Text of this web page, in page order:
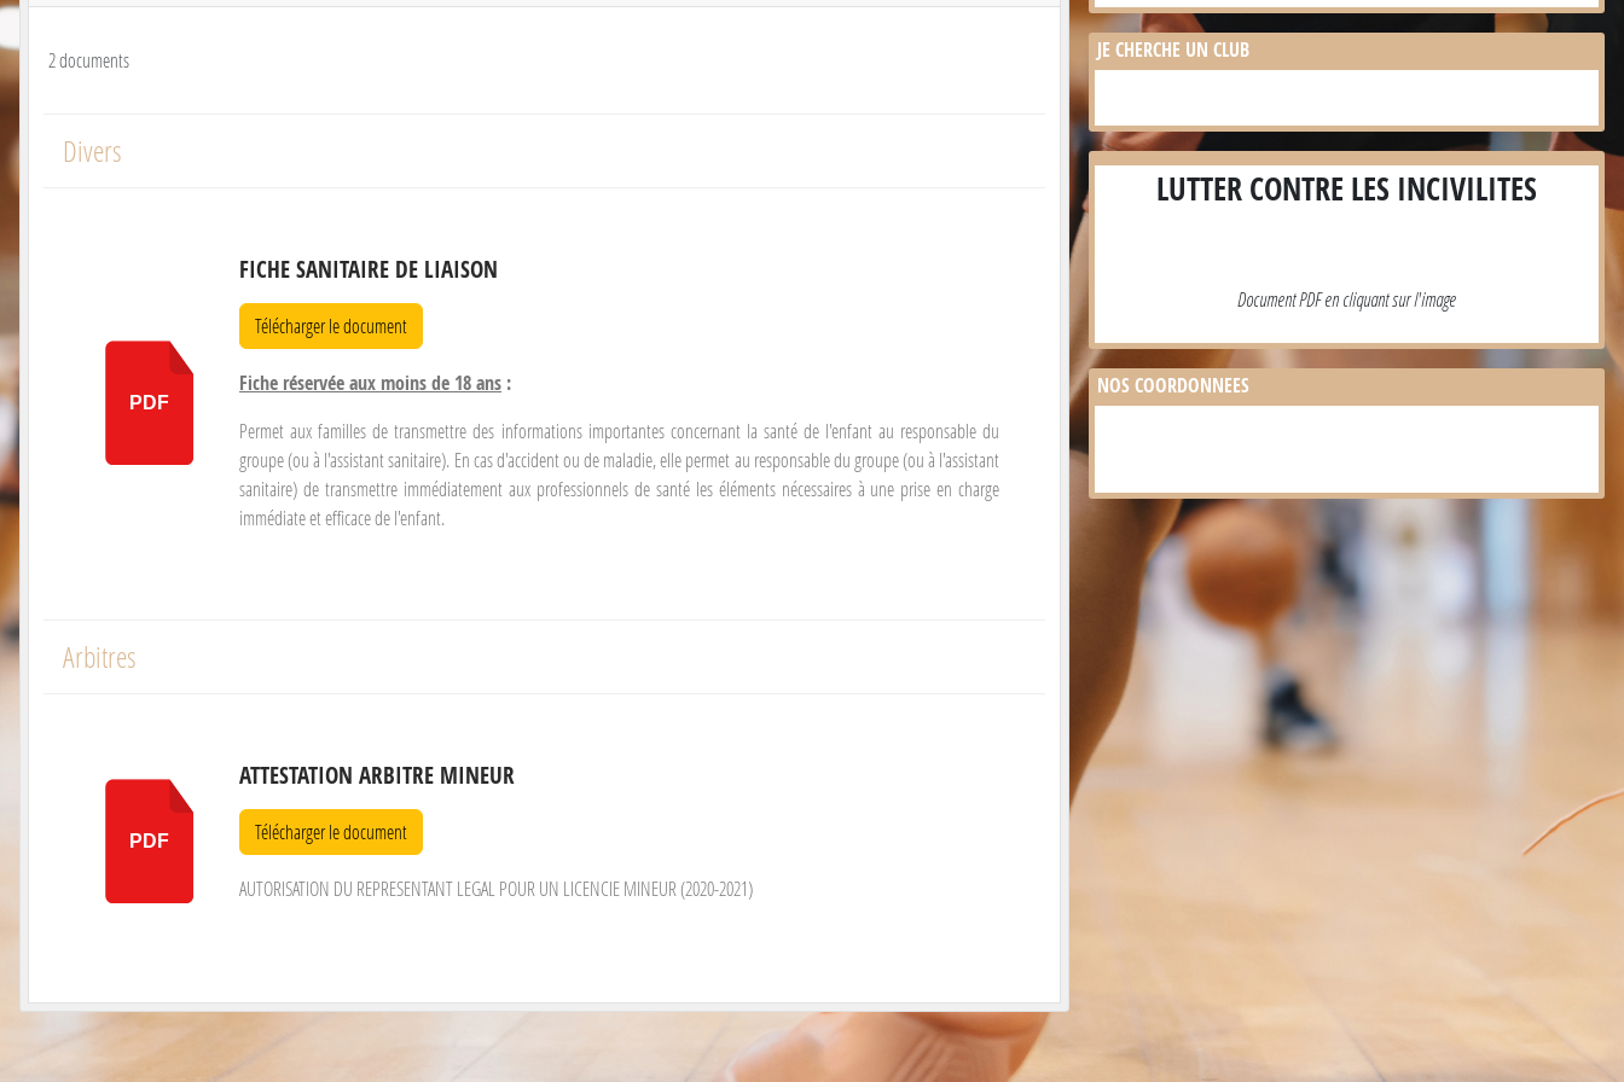
2 documents
Divers
PDF
FICHE SANITAIRE DE LIAISON
Télécharger le document
Fiche réservée aux moins de 18 ans :
Permet aux familles de transmettre des informations importantes concernant la santé de l'enfant au responsable du
groupe (ou à l'assistant sanitaire). En cas d'accident ou de maladie, elle permet au responsable du groupe (ou à l'assistant
sanitaire) de transmettre immédiatement aux professionnels de santé les éléments nécessaires à une prise en charge
immédiate et efficace de l'enfant.
Arbitres
PDF
ATTESTATION ARBITRE MINEUR
Télécharger le document
AUTORISATION DU REPRESENTANT LEGAL POUR UN LICENCIE MINEUR (2020-2021)
JE CHERCHE UN CLUB
LUTTER CONTRE LES INCIVILITES
Document PDF en cliquant sur l'image
NOS COORDONNEES